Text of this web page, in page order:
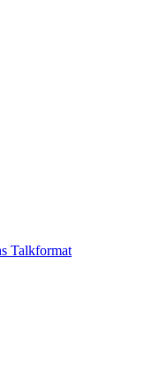
Talkformat